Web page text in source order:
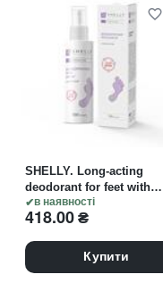
в наявності
SHELLY. Long-acting
deodorant for feet with
farnesol, 100 ml.
Дезодоруючий засіб для
фарнезолом
418.00₴
Купити